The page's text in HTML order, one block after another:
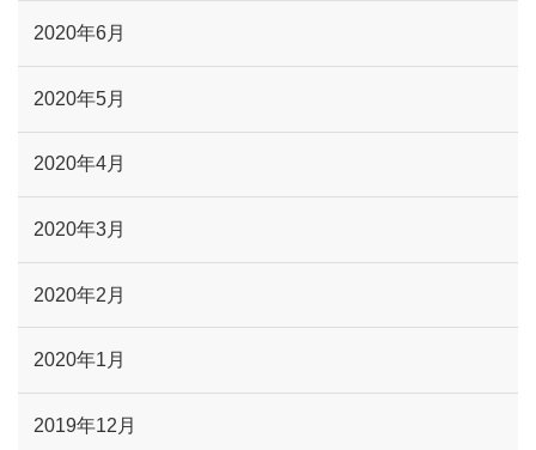
2020年6月
2020年5月
2020年4月
2020年3月
2020年2月
2020年1月
2019年12月